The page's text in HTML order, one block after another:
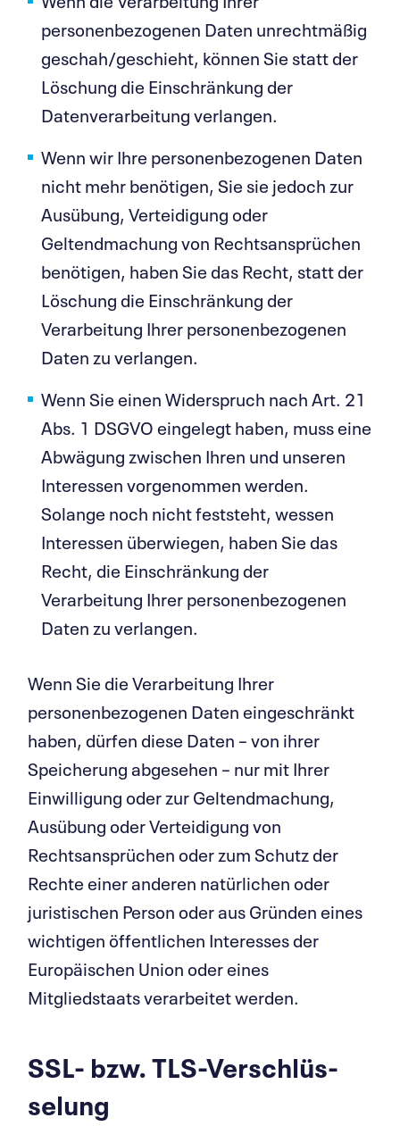
personenbezogenen Daten unrechtmäßig
geschah/geschieht, können Sie statt der
Löschung die Einschränkung der
Datenverarbeitung verlangen.
Wenn wir Ihre personenbezogenen Daten
nicht mehr benötigen, Sie sie jedoch zur
Ausübung, Verteidigung oder
Geltendmachung von Rechtsansprüchen
benötigen, haben Sie das Recht, statt der
Löschung die Einschränkung der
Verarbeitung Ihrer personenbezogenen
Daten zu verlangen.
Wenn Sie einen Widerspruch nach Art. 21
Abs. 1 DSGVO eingelegt haben, muss eine
Abwägung zwischen Ihren und unseren
Interessen vorgenommen werden.
Solange noch nicht feststeht, wessen
Interessen überwiegen, haben Sie das
Recht, die Einschränkung der
Verarbeitung Ihrer personenbezogenen
Daten zu verlangen.
Wenn Sie die Verarbeitung Ihrer
personenbezogenen Daten eingeschränkt
haben, dürfen diese Daten – von ihrer
Speicherung abgesehen – nur mit Ihrer
Einwilligung oder zur Geltendmachung,
Ausübung oder Verteidigung von
Rechtsansprüchen oder zum Schutz der
Rechte einer anderen natürlichen oder
juristischen Person oder aus Gründen eines
wichtigen öffentlichen Interesses der
Europäischen Union oder eines
Mitgliedstaats verarbeitet werden.
SSL- bzw. TLS-Verschlüs­
selung